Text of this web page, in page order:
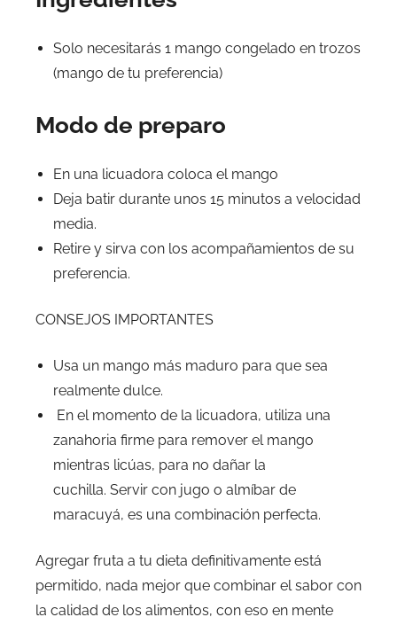
Solo necesitarás 1 mango congelado en trozos
(mango de tu preferencia)
Modo de preparo
En una licuadora coloca el mango
Deja batir durante unos 15 minutos a velocidad
media.
Retire y sirva con los acompañamientos de su
preferencia.
CONSEJOS IMPORTANTES
Usa un mango más maduro para que sea
realmente dulce.
En el momento de la licuadora, utiliza una
zanahoria firme para remover el mango
mientras licúas, para no dañar la
cuchilla. Servir con jugo o almíbar de
maracuyá, es una combinación perfecta.
Agregar fruta a tu dieta definitivamente está
permitido, nada mejor que combinar el sabor con
la calidad de los alimentos, con eso en mente